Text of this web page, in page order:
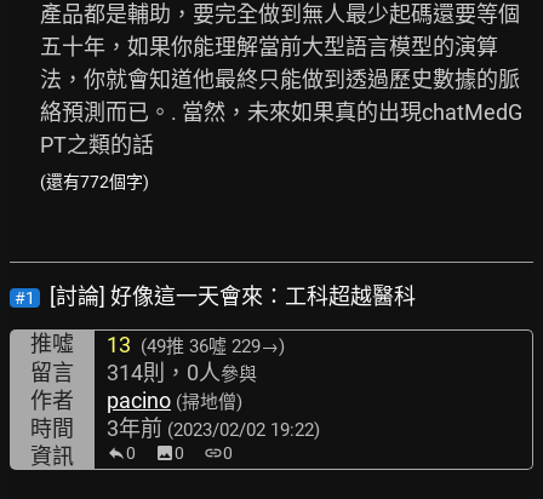
產品都是輔助，要完全做到無人最少起碼還要等個
五十年，如果你能理解當前大型語言模型的演算
法，你就會知道他最終只能做到透過歷史數據的脈
絡預測而已。. 當然，未來如果真的出現chatMedG
PT之類的話
(還有772個字)
#1
[討論] 好像這一天會來：工科超越醫科
推噓
13 (49推 36噓 229→)
留言 314則，0人參與
作者 pacino (掃地僧)
時間 3年前 (2023/02/02 19:22)
資訊 0 image0 link0